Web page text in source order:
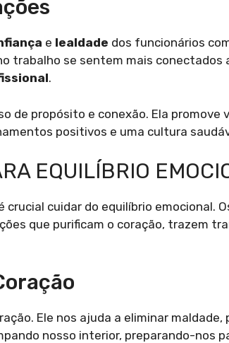
e lealdade dos funcionários
trabalho se sentem mais conectados
.
de propósito e conexão. Ela promove
positivos e uma cultura
EQUILÍBRIO
cuidar do equilíbrio emocional.
que purificam o coração, trazem
Ele nos ajuda a eliminar maldade,
nosso interior, preparando-nos